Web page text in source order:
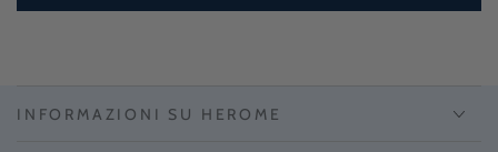
INFORMAZIONI SU HEROME